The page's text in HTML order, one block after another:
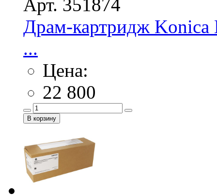
Арт. 351874
Драм-картридж Konica
...
Цена:
22 800